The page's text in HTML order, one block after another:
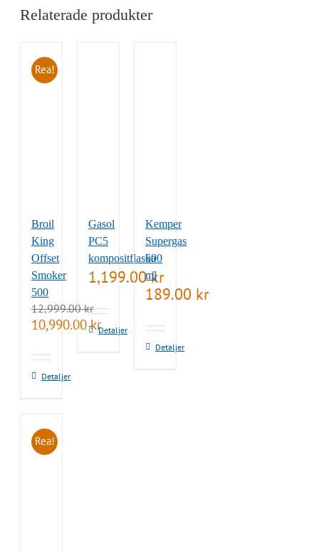
Relaterade produkter
Rea!
Broil
King
Offset
Smoker
500
12,999.00kr
Det
ursprungliga
var:
12,999.00 kr.
10,990.00krDet
nuvarande
Detaljer
Gasol
PC5
kompositflaska
1,199.00kr
Detaljer
Kemper
Supergas
600
ml
189.00 kr
Detaljer
Rea!